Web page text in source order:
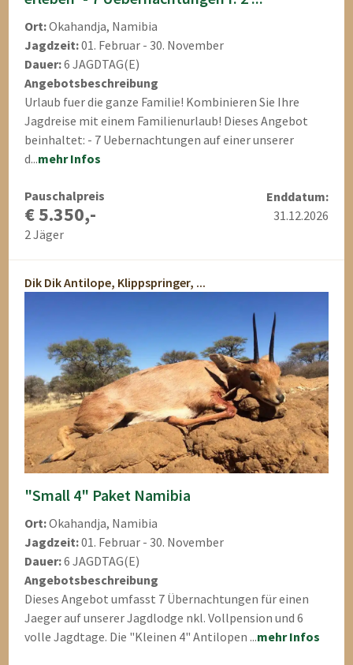
Ort:Okahandja, Namibia
Jagdzeit:01. Februar - 30. November
Dauer:6 JAGDTAG(E)
Angebotsbeschreibung
Urlaub fuer die ganze Familie! Kombinieren Sie Ihre
Jagdreise mit einem Familienurlaub! Dieses Angebot
beinhaltet: - 7 Uebernachtungen auf einer unserer
d...mehr Infos
Pauschalpreis
€ 5.350,-
2 Jäger
Enddatum:
31.12.2026
Dik Dik Antilope, Klippspringer, ...
"Small 4" Paket Namibia
Ort:Okahandja, Namibia
Jagdzeit:01. Februar - 30. November
Dauer:6 JAGDTAG(E)
Angebotsbeschreibung
Dieses Angebot umfasst 7 Übernachtungen für einen
Jaeger auf unserer Jagdlodge nkl. Vollpension und 6
volle Jagdtage. Die "Kleinen 4" Antilopen ...mehr Infos